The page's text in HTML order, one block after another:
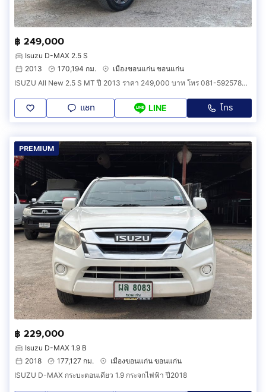
฿ 249,000
Isuzu D-MAX 2.5 S
2013
170,194 กม.
เมืองขอนแก่น ขอนแก่น
ISUZU All New 2.5 S MT ปี 2013 ราคา 249,000 บาท โทร 081-5925780 ส.สุวรรณแหล่งรถ
แชท LINE โทร
PREMIUM
฿ 229,000
Isuzu D-MAX 1.9 B
2018
177,127 กม.
เมืองขอนแก่น ขอนแก่น
ISUZU D-MAX กระบะตอนเดียว 1.9 กระจกไฟฟ้า ปี2018